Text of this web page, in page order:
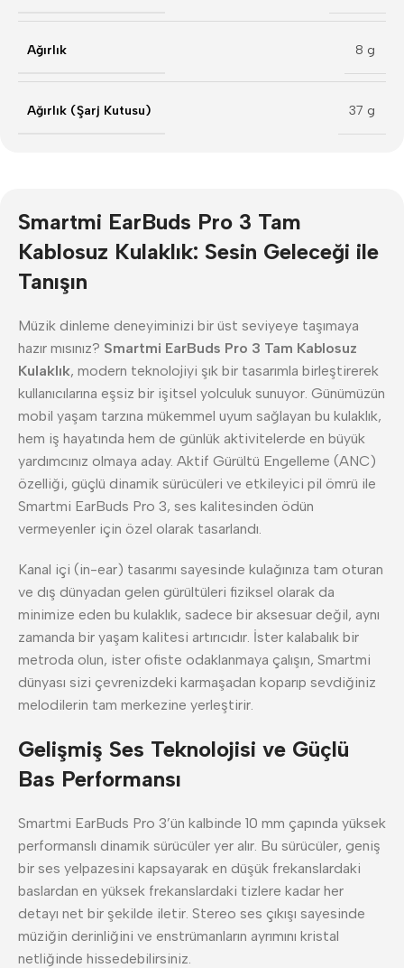
Ağırlık 8 g
Ağırlık (Şarj Kutusu) 37 g
Smartmi EarBuds Pro 3 Tam
Kablosuz Kulaklık: Sesin Geleceği ile
Tanışın
Müzik dinleme deneyiminizi bir üst seviyeye taşımaya
hazır mısınız? Smartmi EarBuds Pro 3 Tam Kablosuz
Kulaklık, modern teknolojiyi şık bir tasarımla birleştirerek
kullanıcılarına eşsiz bir işitsel yolculuk sunuyor. Günümüzün
mobil yaşam tarzına mükemmel uyum sağlayan bu kulaklık,
hem iş hayatında hem de günlük aktivitelerde en büyük
yardımcınız olmaya aday. Aktif Gürültü Engelleme (ANC)
özelliği, güçlü dinamik sürücüleri ve etkileyici pil ömrü ile
Smartmi EarBuds Pro 3, ses kalitesinden ödün
vermeyenler için özel olarak tasarlandı.
Kanal içi (in-ear) tasarımı sayesinde kulağınıza tam oturan
ve dış dünyadan gelen gürültüleri fiziksel olarak da
minimize eden bu kulaklık, sadece bir aksesuar değil, aynı
zamanda bir yaşam kalitesi artırıcıdır. İster kalabalık bir
metroda olun, ister ofiste odaklanmaya çalışın, Smartmi
dünyası sizi çevrenizdeki karmaşadan koparıp sevdiğiniz
melodilerin tam merkezine yerleştirir.
Gelişmiş Ses Teknolojisi ve Güçlü
Bas Performansı
Smartmi EarBuds Pro 3’ün kalbinde 10 mm çapında yüksek
performanslı dinamik sürücüler yer alır. Bu sürücüler, geniş
bir ses yelpazesini kapsayarak en düşük frekanslardaki
baslardan en yüksek frekanslardaki tizlere kadar her
detayı net bir şekilde iletir. Stereo ses çıkışı sayesinde
müziğin derinliğini ve enstrümanların ayrımını kristal
netliğinde hissedebilirsiniz.